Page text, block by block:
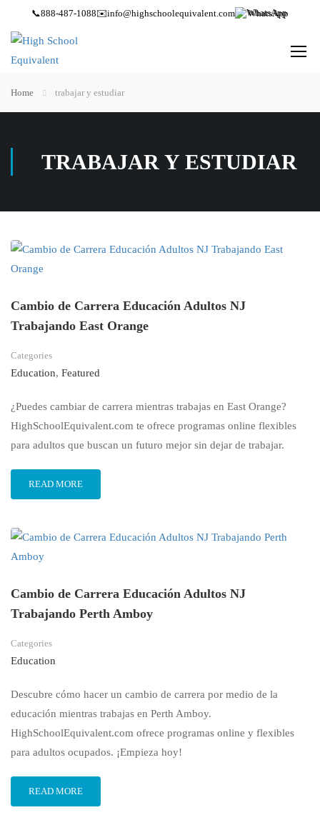
📞888-487-1088✉️info@highschoolequivalent.com WhatsApp
Home trabajar y estudiar
TRABAJAR Y ESTUDIAR
Cambio de Carrera Educación Adultos NJ
Trabajando East Orange
Categories
Education, Featured
¿Puedes cambiar de carrera mientras trabajas en East Orange?
HighSchoolEquivalent.com te ofrece programas online flexibles
para adultos que buscan un futuro mejor sin dejar de trabajar.
READ MORE
Cambio de Carrera Educación Adultos NJ
Trabajando Perth Amboy
Categories
Education
Descubre cómo hacer un cambio de carrera por medio de la
educación mientras trabajas en Perth Amboy.
HighSchoolEquivalent.com ofrece programas online y flexibles
para adultos ocupados. ¡Empieza hoy!
READ MORE